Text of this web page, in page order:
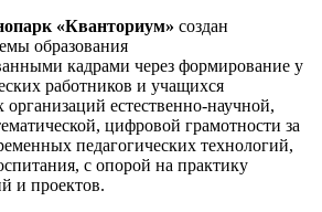
«Кванториум» создан
образования
кадрами через формирование у
работников и учащихся
естественно-научной,
цифровой грамотности за
педагогических технологий,
с опорой на практику
и проектов.